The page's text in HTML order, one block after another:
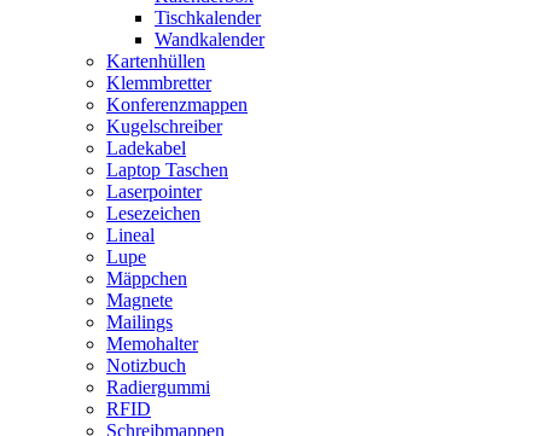
Tischkalender
Wandkalender
Kartenhüllen
Klemmbretter
Konferenzmappen
Kugelschreiber
Ladekabel
Laptop Taschen
Laserpointer
Lesezeichen
Lineal
Lupe
Mäppchen
Magnete
Mailings
Memohalter
Notizbuch
Radiergummi
RFID
Schreibmappen